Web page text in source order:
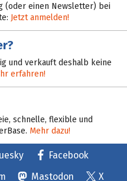
(oder einen Newsletter) bei
Jetzt anmelden!
und verkauft deshalb keine
erfahren!
schnelle, flexible und
Mehr dazu!
Facebook
Mastodon X